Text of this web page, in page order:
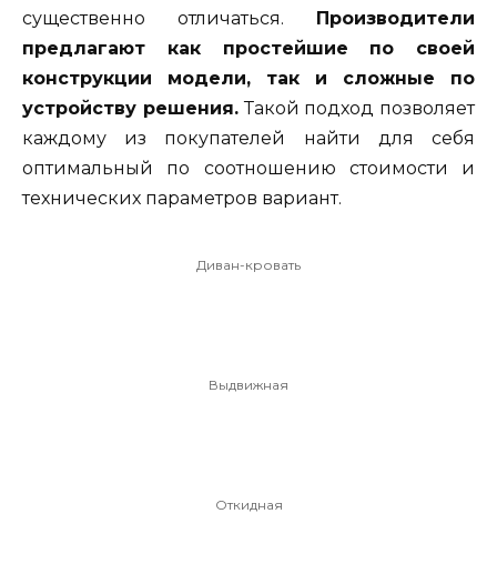
существенно отличаться. Производители
предлагают как простейшие по своей
конструкции модели, так и сложные по
устройству решения.Такой подход позволяет
каждому из покупателей найти для себя
оптимальный по соотношению стоимости и
технических параметров вариант.
Диван-кровать
Выдвижная
Откидная